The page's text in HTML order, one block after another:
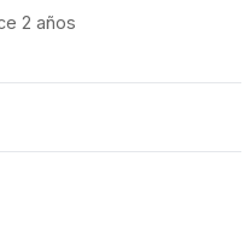
2 años